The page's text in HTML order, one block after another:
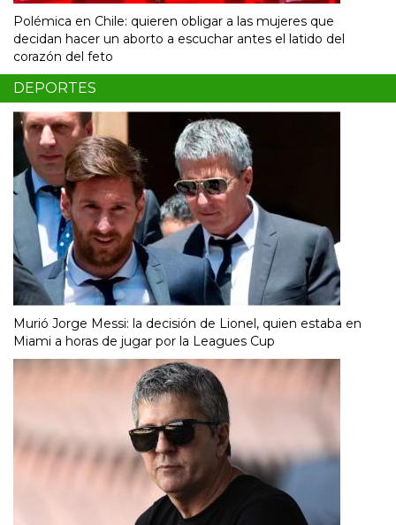
Polémica en Chile: quieren obligar a las mujeres que
decidan hacer un aborto a escuchar antes el latido del
corazón del feto
DEPORTES
Murió Jorge Messi: la decisión de Lionel, quien estaba en
Miami a horas de jugar por la Leagues Cup